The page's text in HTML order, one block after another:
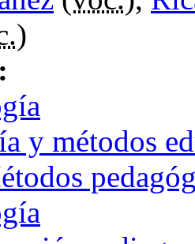
)
y métodos